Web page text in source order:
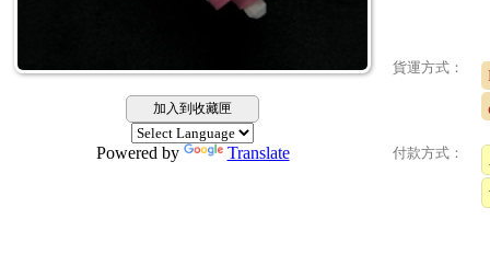
加入到收藏匣
Powered by Translate
貨運方式：
付款方式：